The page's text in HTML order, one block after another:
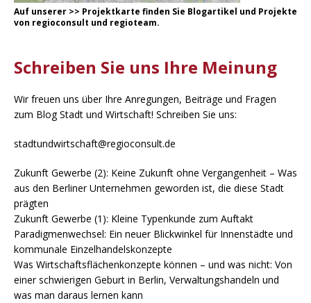
Auf unserer >> Projektkarte finden Sie Blogartikel und Projekte
von regioconsult und regioteam.
Schreiben Sie uns Ihre Meinung
Wir freuen uns über Ihre Anregungen, Beiträge und Fragen
zum Blog Stadt und Wirtschaft! Schreiben Sie uns:
stadtundwirtschaft@regioconsult.de
Zukunft Gewerbe (2): Keine Zukunft ohne Vergangenheit – Was
aus den Berliner Unternehmen geworden ist, die diese Stadt
prägten
Zukunft Gewerbe (1): Kleine Typenkunde zum Auftakt
Paradigmenwechsel: Ein neuer Blickwinkel für Innenstädte und
kommunale Einzelhandelskonzepte
Was Wirtschaftsflächenkonzepte können – und was nicht: Von
einer schwierigen Geburt in Berlin, Verwaltungshandeln und
was man daraus lernen kann